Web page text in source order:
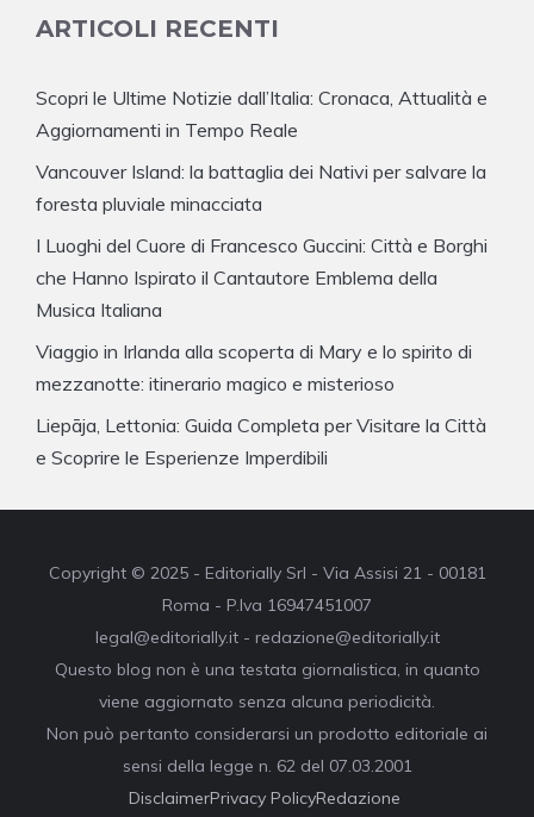
ARTICOLI RECENTI
Scopri le Ultime Notizie dall’Italia: Cronaca, Attualità e
Aggiornamenti in Tempo Reale
Vancouver Island: la battaglia dei Nativi per salvare la
foresta pluviale minacciata
I Luoghi del Cuore di Francesco Guccini: Città e Borghi
che Hanno Ispirato il Cantautore Emblema della
Musica Italiana
Viaggio in Irlanda alla scoperta di Mary e lo spirito di
mezzanotte: itinerario magico e misterioso
Liepāja, Lettonia: Guida Completa per Visitare la Città
e Scoprire le Esperienze Imperdibili
Copyright © 2025 - Editorially Srl - Via Assisi 21 - 00181
Roma - P.Iva 16947451007
legal@editorially.it - redazione@editorially.it
Questo blog non è una testata giornalistica, in quanto
viene aggiornato senza alcuna periodicità.
Non può pertanto considerarsi un prodotto editoriale ai
sensi della legge n. 62 del 07.03.2001
DisclaimerPrivacy PolicyRedazione